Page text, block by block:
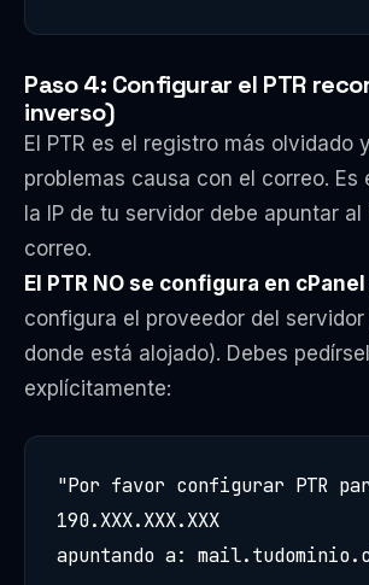
Paso 4: Configurar el PTR
inverso)
El PTR es el registro más olvidado
problemas causa con el correo. Es
la IP de tu servidor debe apuntar
correo.
El PTR NO se configura en
configura el proveedor del
donde está alojado). Debes
explícitamente:
"Por favor configurar PTR
190.XXX.XXX.XXX
apuntando a: